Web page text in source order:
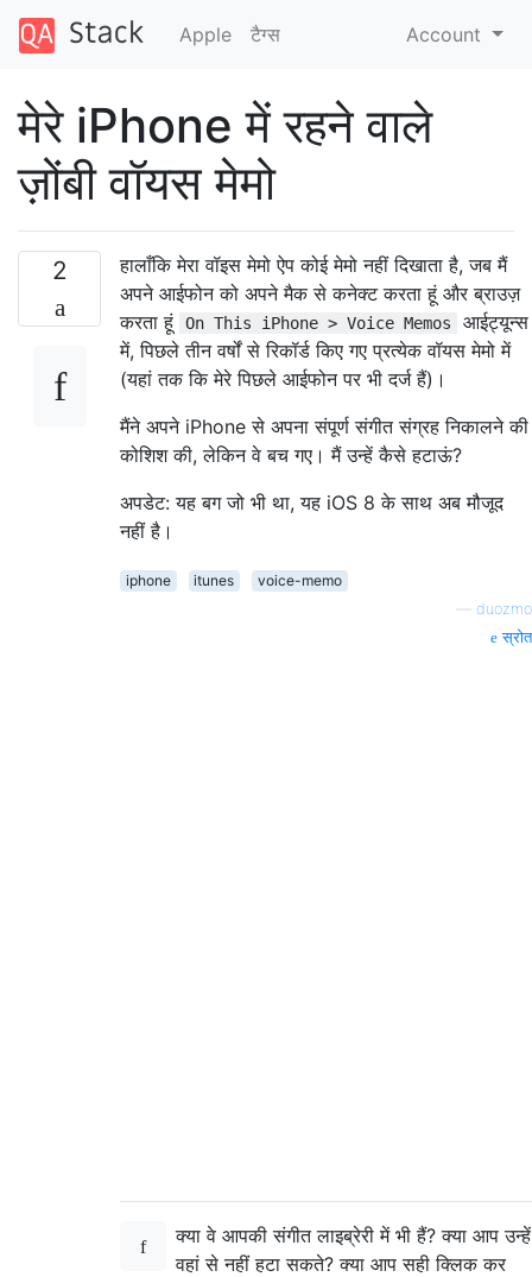
Apple टैग्‍स Account
मेरे iPhone में रहने वाले
ज़ोंबी वॉयस मेमो
2
हालाँकि मेरा वॉइस मेमो ऐप कोई मेमो नहीं दिखाता है, जब मैं
अपने आईफोन को अपने मैक से कनेक्ट करता हूं और ब्राउज़
करता हूं
On This iPhone > Voice Memos
आईट्यून्स
में, पिछले तीन वर्षों से रिकॉर्ड किए गए प्रत्येक वॉयस मेमो में
(यहां तक ​​कि मेरे पिछले आईफोन पर भी दर्ज हैं)।
मैंने अपने iPhone से अपना संपूर्ण संगीत संग्रह निकालने की
कोशिश की, लेकिन वे बच गए। मैं उन्हें कैसे हटाऊं?
अपडेट: यह बग जो भी था, यह iOS 8 के साथ अब मौजूद
नहीं है।
iphone itunes
voice-memo
duozmo
स्रोत
क्या वे आपकी संगीत लाइब्रेरी में भी हैं? क्या आप उन्हें
वहां से नहीं हटा सकते? क्या आप सही क्लिक कर